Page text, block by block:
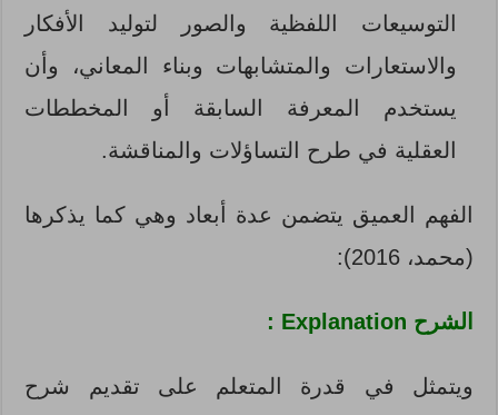
التوسيعات اللفظية والصور لتوليد الأفكار
والاستعارات والمتشابهات وبناء المعاني، وأن
يستخدم المعرفة السابقة أو المخططات
العقلية في طرح التساؤلات والمناقشة.
الفهم العميق يتضمن عدة أبعاد وهي كما يذكرها
(محمد، 2016):
الشرح Explanation :
ويتمثل في قدرة المتعلم على تقديم شرح